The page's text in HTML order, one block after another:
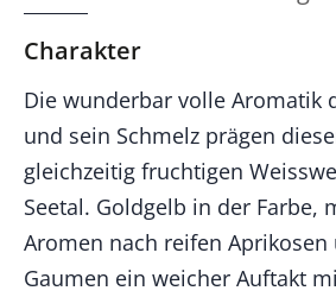
Charakter
Die wunderbar volle Aromatik
und sein Schmelz prägen
gleichzeitig fruchtigen
Seetal. Goldgelb in der Farbe,
Aromen nach reifen
Gaumen ein weicher Auftakt